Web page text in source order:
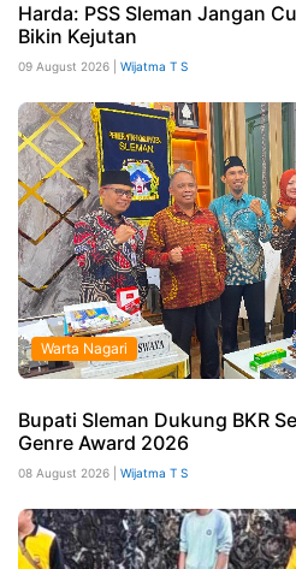
Harda: PSS Sleman Jangan
Bikin Kejutan
09 August 2026 | Wijatma T S
Warta Nagari
Bupati Sleman Dukung BKR
Genre Award 2026
08 August 2026 | Wijatma T S